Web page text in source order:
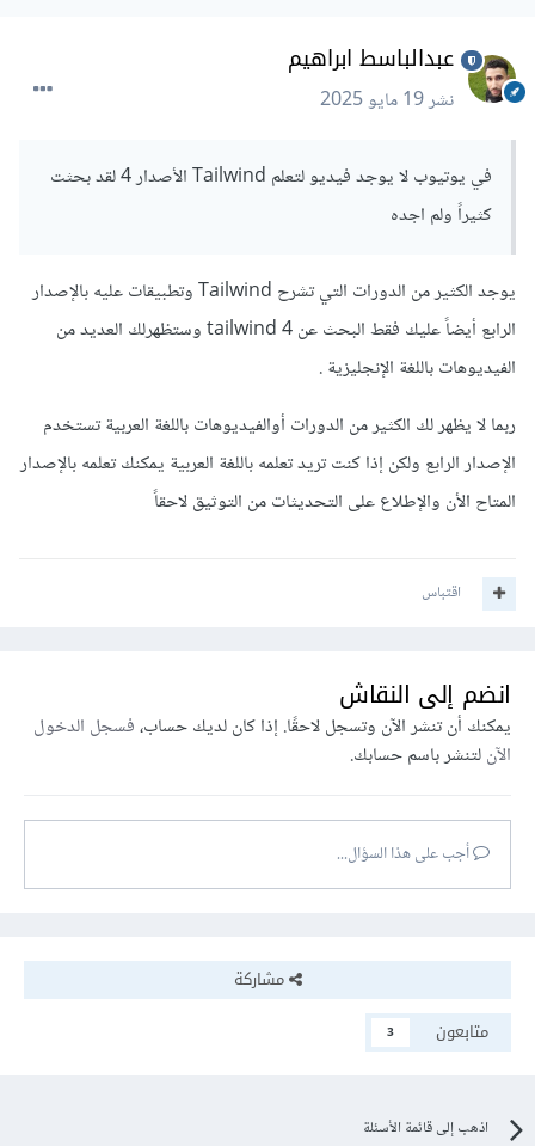
عبدالباسط ابراهيم
نشر19 مايو 2025
في يوتيوب لا يوجد فيديو لتعلم Tailwind الأصدار 4 لقد بحثت
كثيراً ولم اجده
يوجد الكثير من الدورات التي تشرح Tailwind وتطبيقات عليه بالإصدار
الرابع أيضاً عليك فقط البحث عن tailwind 4 وستظهرلك العديد من
الفيديوهات باللغة الإنجليزية .
ربما لا يظهر لك الكثير من الدورات أوالفيديوهات باللغة العربية تستخدم
الإصدار الرابع ولكن إذا كنت تريد تعلمه باللغة العربية يمكنك تعلمه بالإصدار
المتاح الأن والإطلاع على التحديثات من التوثيق لاحقاً
اقتباس
انضم إلى النقاش
يمكنك أن تنشر الآن وتسجل لاحقًا. إذا كان لديك حساب،فسجل الدخول
الآنلتنشر باسم حسابك.
أجب على هذا السؤال...
مشاركة
متابعون
3
اذهب إلى قائمة الأسئلة